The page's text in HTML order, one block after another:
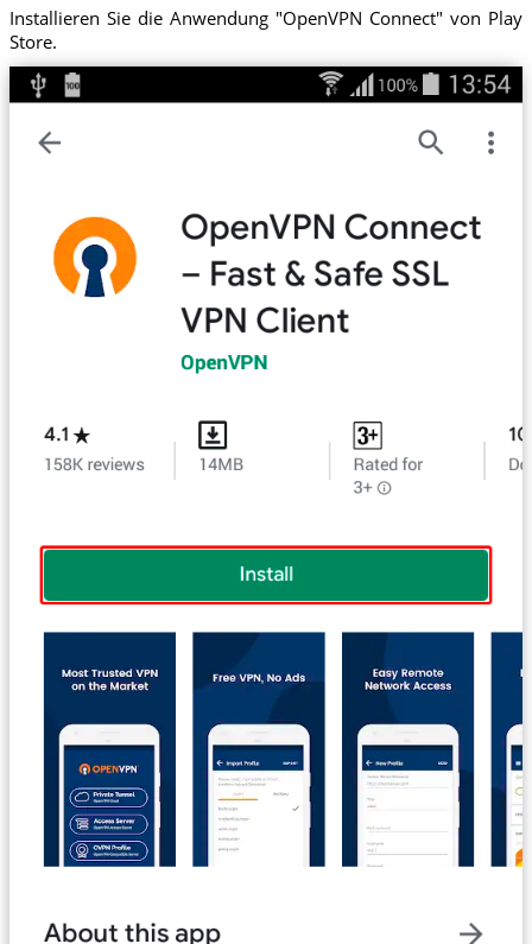
Installieren Sie die Anwendung "OpenVPN Connect" von Play
Store.